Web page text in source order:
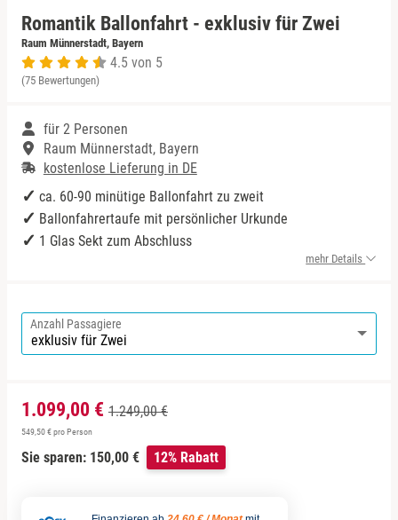
Romantik Ballonfahrt - exklusiv für Zwei
Raum Münnerstadt, Bayern
4.5 von 5
(75 Bewertungen)
für 2 Personen
Raum Münnerstadt, Bayern
kostenlose Lieferung in DE
ca. 60-90 minütige Ballonfahrt zu zweit
Ballonfahrertaufe mit persönlicher Urkunde
1 Glas Sekt zum Abschluss
mehr Details
Anzahl Passagiere
1.099,00 € 1.249,00 €
549,50 € pro Person
Sie sparen: 150,00 € 12% Rabatt
Niedersachsen
NRW
Rheinland-Pfalz
Saarland
Sachsen
Schleswig-Holstein
Thüringen
Harz
Mecklenburgische Seenplatte
Niederrhein
Nordsee
Ostfriesland
Österreich
Ruhrgebiet
Sächsische Schweiz
Bad Kohlgrub
Bad Königshofen
Bad Rappenau
Bad Rodach
Baden-Baden
Barnim
Bautzen
Berlin